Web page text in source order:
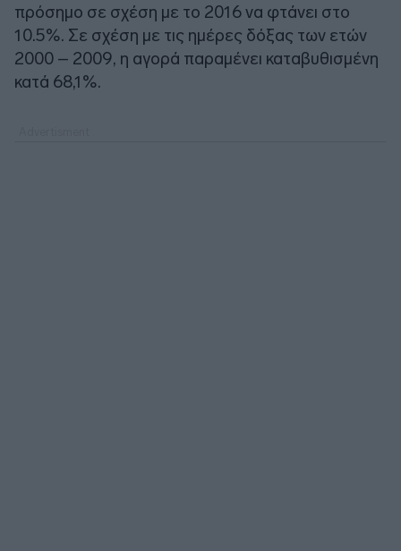
πρόσημο σε σχέση με το 2016 να φτάνει στο
10.5%. Σε σχέση με τις ημέρες δόξας των ετών
2000 – 2009, η αγορά παραμένει καταβυθισμένη
κατά 68,1%.